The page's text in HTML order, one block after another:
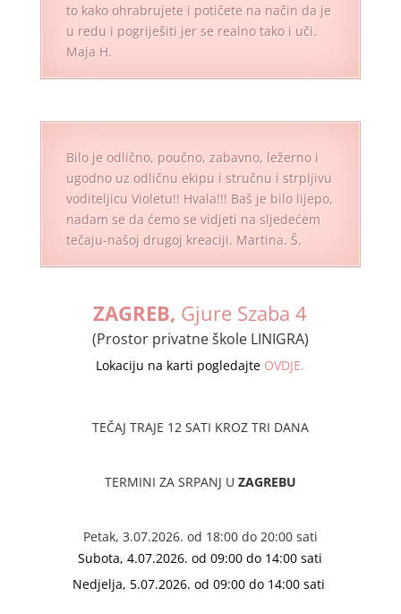
to kako ohrabrujete i potičete na način da je
u redu i pogriješiti jer se realno tako i uči.
Maja H.
Bilo je odlično, poučno, zabavno, ležerno i
ugodno uz odličnu ekipu i stručnu i strpljivu
voditeljicu Violetu!! Hvala!!! Baš je bilo lijepo,
nadam se da ćemo se vidjeti na sljedećem
tečaju-našoj drugoj kreaciji. Martina. Š.
ZAGREB, Gjure Szaba 4
(Prostor privatne škole LINIGRA)
Lokaciju na karti pogledajte OVDJE.
TEČAJ TRAJE 12 SATI KROZ TRI DANA
TERMINI ZA SRPANJ U ZAGREBU
Petak, 3.07.2026. od 18:00 do 20:00 sati
Subota, 4.07.2026. od 09:00 do 14:00 sati
Nedjelja, 5.07.2026. od 09:00 do 14:00 sati